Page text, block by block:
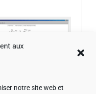
aux
notre site web et